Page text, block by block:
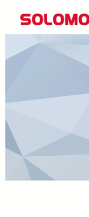
Skip
to
content